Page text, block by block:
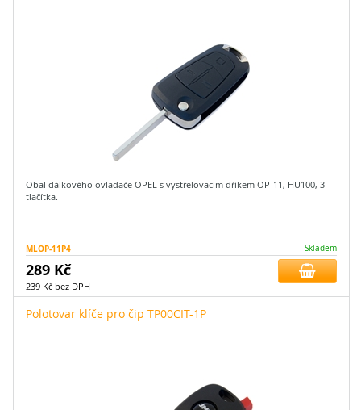
Obal dálkového ovladače OPEL s vystřelovacím dříkem OP-11, HU100, 3
tlačítka.
MLOP-11P4 Skladem
289 Kč
239 Kč bez DPH
Polotovar klíče pro čip TP00CIT-1P